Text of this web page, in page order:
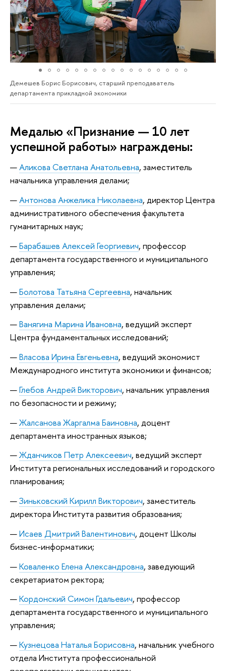
Демешев Борис Борисович, старший преподаватель
департамента прикладной экономики
Медалью «Признание — 10 лет
успешной работы» награждены:
Аликова Светлана Анатольевна, заместитель
начальника управления делами;
Антонова Анжелика Николаевна, директор Центра
административного обеспечения факультета
гуманитарных наук;
Барабашев Алексей Георгиевич, профессор
департамента государственного и муниципального
управления;
Болотова Татьяна Сергеевна, начальник
управления делами;
Ванягина Марина Ивановна, ведущий эксперт
Центра фундаментальных исследований;
Власова Ирина Евгеньевна, ведущий экономист
Международного института экономики и финансов;
Глебов Андрей Викторович, начальник управления
по безопасности и режиму;
Жалсанова Жаргалма Баиновна, доцент
департамента иностранных языков;
Жданчиков Петр Алексеевич, ведущий эксперт
Института региональных исследований и городского
планирования;
Зиньковский Кирилл Викторович, заместитель
директора Института развития образования;
Исаев Дмитрий Валентинович, доцент Школы
бизнес-информатики;
Коваленко Елена Александровна, заведующий
секретариатом ректора;
Кордонский Симон Гдальевич, профессор
департамента государственного и муниципального
управления;
Кузнецова Наталья Борисовна, начальник учебного
отдела Института профессиональной